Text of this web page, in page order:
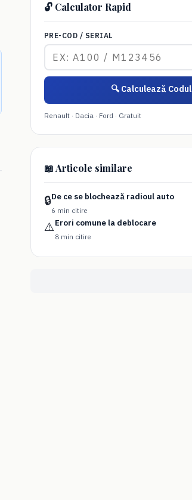
🔓 Calculator Rapid
PRE-COD / SERIAL
🔍 Calculează Codul
Renault · Dacia · Ford · Gratuit
📖 Articole similare
🔒De ce se blochează radioul auto
6 min citire
⚠️Erori comune la deblocare
8 min citire